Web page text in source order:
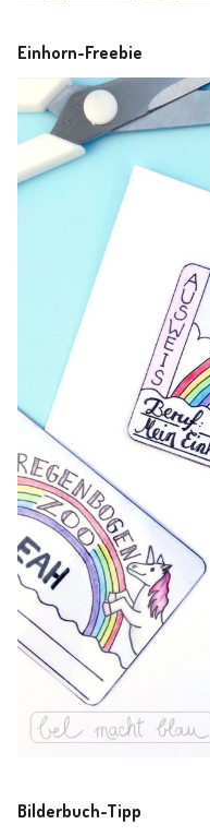
Einhorn-Freebie
Bilderbuch-Tipp